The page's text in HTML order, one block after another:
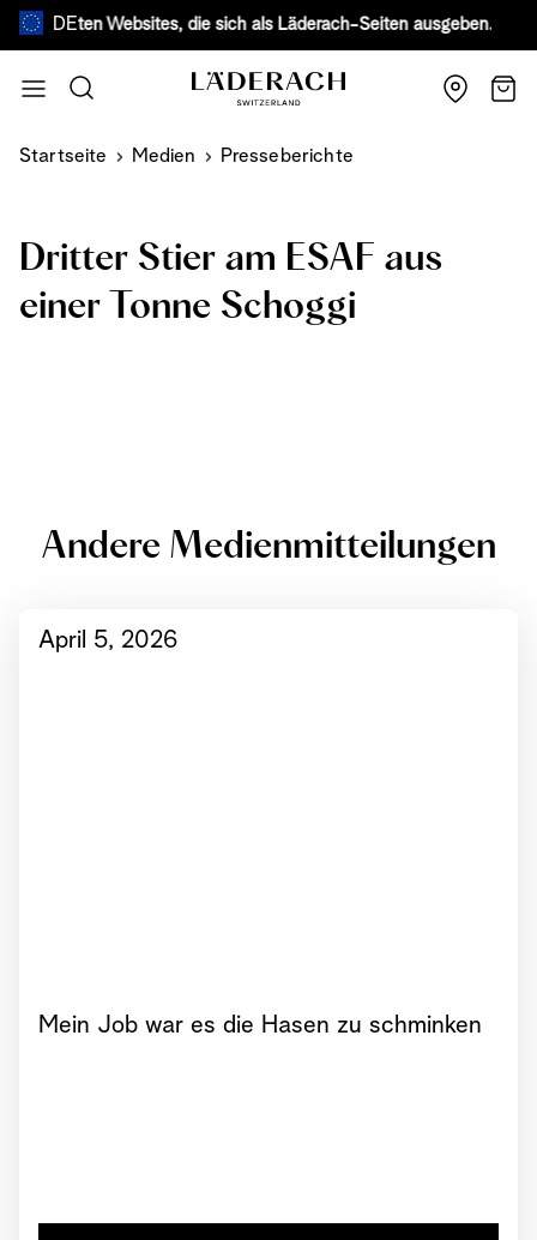
DEWebsites, die sich als Läderach-Seiten ausgeben.Mehr
Suche
Startseite Medien Presseberichte
Dritter Stier am ESAF aus
einer Tonne Schoggi
Andere Medienmitteilungen
April 5, 2026
Mein Job war es die Hasen zu schminken